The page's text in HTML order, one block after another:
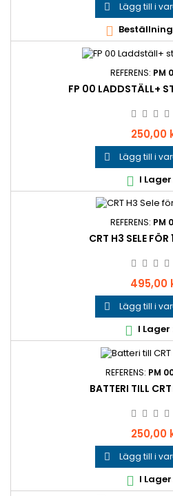
 Lägg till i

REFERENS: PM
FP 00 LADDSTÄLL+
Pris
250,00
 Lägg till i
 I Lager
REFERENS: PM
CRT H3 SELE FÖR
Pris
495,00
 Lägg till i
 I Lager
REFERENS: PM
BATTERI TILL
Pris
250,00
 Lägg till i
 I Lager